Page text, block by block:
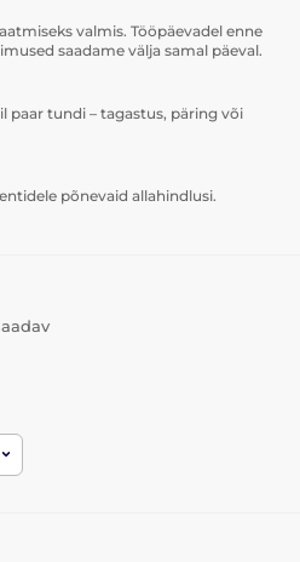
valmis. Tööpäevadel enne
saadame välja samal päeval.
paar tundi – tagastus, päring või
põnevaid allahindlusi.